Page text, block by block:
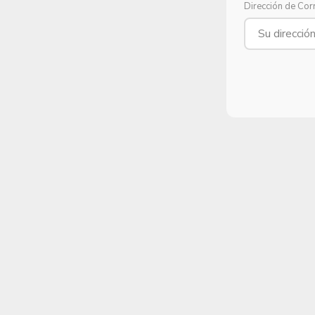
Dirección de